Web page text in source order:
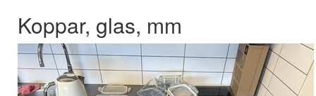
Koppar, glas, mm